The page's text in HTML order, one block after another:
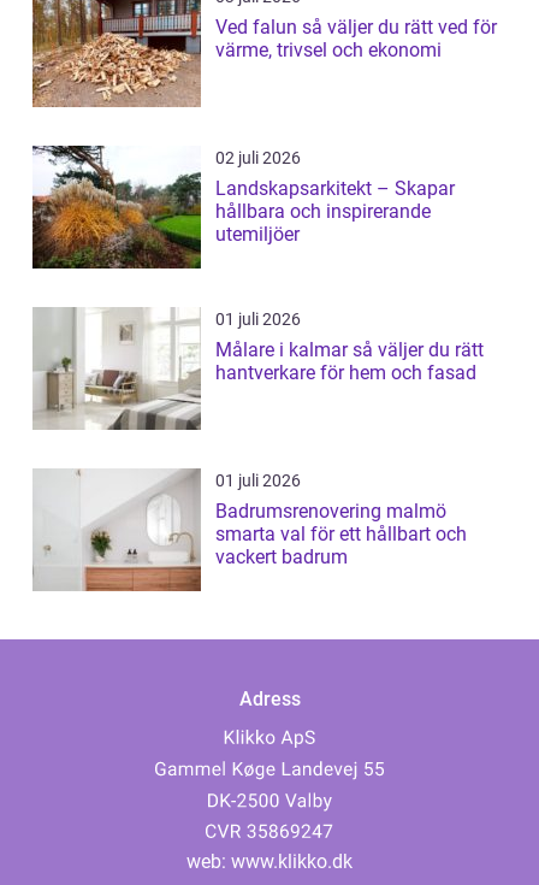
Ved falun så väljer du rätt ved för
värme, trivsel och ekonomi
02 juli 2026
Landskapsarkitekt – Skapar
hållbara och inspirerande
utemiljöer
01 juli 2026
Målare i kalmar så väljer du rätt
hantverkare för hem och fasad
01 juli 2026
Badrumsrenovering malmö
smarta val för ett hållbart och
vackert badrum
Adress
web: www.klikko.dk